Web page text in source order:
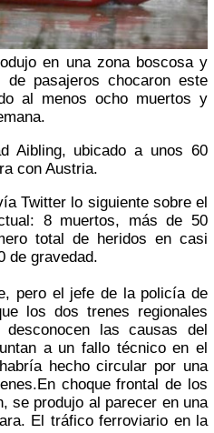
en una zona boscosa y
pasajeros chocaron este
al menos ocho muertos y
Aibling, ubicado a unos 60
con Austria.
Twitter lo siguiente sobre el
8 muertos, más de 50
total de heridos en casi
de gravedad.
pero el jefe de la policía de
los dos trenes regionales
las causas del
a un fallo técnico en el
hecho circular por una
choque frontal de los
se produjo al parecer en una
El tráfico ferroviario en la